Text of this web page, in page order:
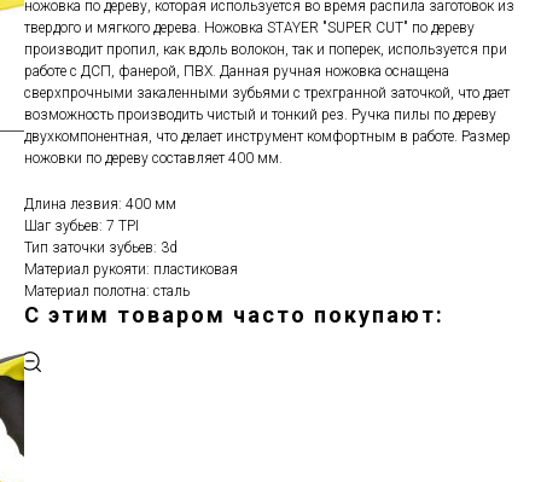
ножовка по дереву, которая используется во время распила заготовок из
твердого и мягкого дерева. Ножовка STAYER "SUPER CUT" по дереву
производит пропил, как вдоль волокон, так и поперек, используется при
работе с ДСП, фанерой, ПВХ. Данная ручная ножовка оснащена
сверхпрочными закаленными зубьями с трехгранной заточкой, что дает
возможность производить чистый и тонкий рез. Ручка пилы по дереву
двухкомпонентная, что делает инструмент комфортным в работе. Размер
ножовки по дереву составляет 400 мм.
Длина лезвия: 400 мм
Шаг зубьев: 7 TPI
Тип заточки зубьев: 3d
Материал рукояти: пластиковая
Материал полотна: сталь
С этим товаром часто покупают: